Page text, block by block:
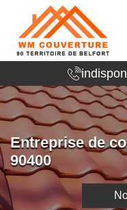
Entreprise de
90400